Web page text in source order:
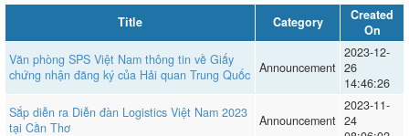
a
t
i
n
Title Category
Created
On
Văn phòng SPS Việt Nam thông tin về Giấy
chứng nhận đăng ký của Hải quan Trung Quốc Announcement
2023-12-
26
14:46:26
Sắp diễn ra Diễn đàn Logistics Việt Nam 2023
tại Cần Thơ
Announcement
2023-11-
24